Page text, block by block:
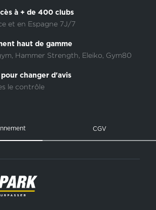
à + de 400 clubs
et en Espagne 7J/7
haut de gamme
Hammer Strength, Eleiko, Gym80
pour changer d'avis
le contrôle
CGV